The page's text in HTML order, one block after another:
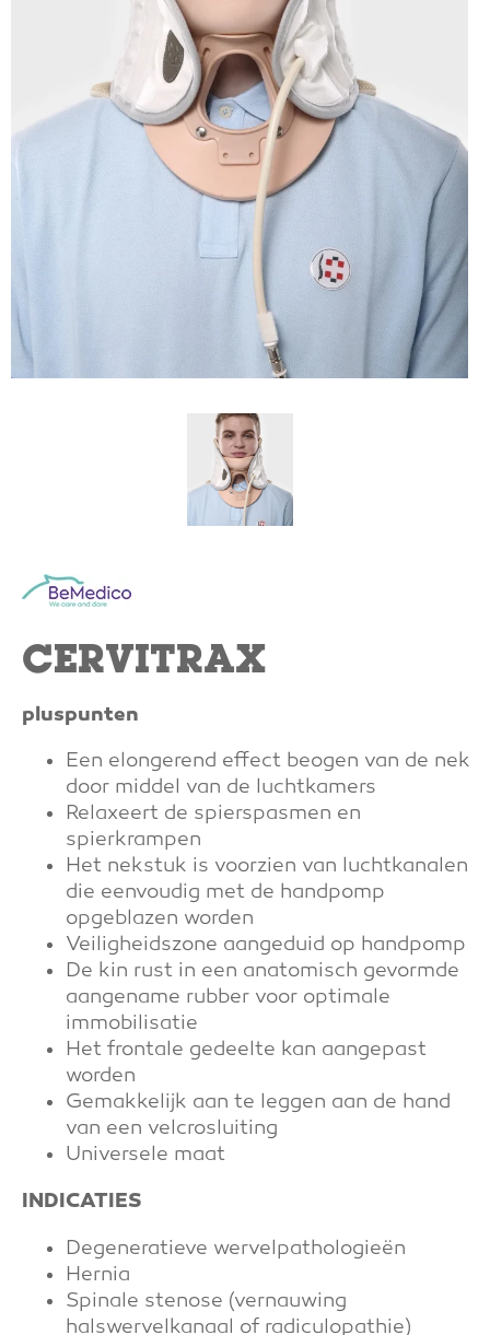
CERVITRAX
pluspunten
Een elongerend effect beogen van de nek
door middel van de luchtkamers
Relaxeert de spierspasmen en
spierkrampen
Het nekstuk is voorzien van luchtkanalen
die eenvoudig met de handpomp
opgeblazen worden
Veiligheidszone aangeduid op handpomp
De kin rust in een anatomisch gevormde
aangename rubber voor optimale
immobilisatie
Het frontale gedeelte kan aangepast
worden
Gemakkelijk aan te leggen aan de hand
van een velcrosluiting
Universele maat
INDICATIES
Degeneratieve wervelpathologieën
Hernia
Spinale stenose (vernauwing
halswervelkanaal of radiculopathie)